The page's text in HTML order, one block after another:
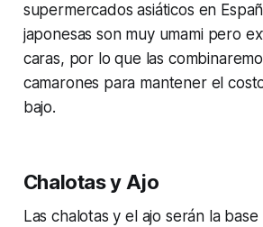
supermercados asiáticos en
japonesas son muy umami pero
caras, por lo que las
camarones para mantener el
bajo.
Chalotas y Ajo
Las chalotas y el ajo serán la